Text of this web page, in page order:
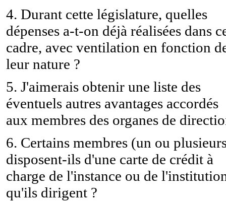
4. Durant cette législature, quelles
dépenses a-t-on déjà réalisées dans
cadre, avec ventilation en fonction
leur nature ?
5. J'aimerais obtenir une liste des
éventuels autres avantages accordés
aux membres des organes de
6. Certains membres (un ou
disposent-ils d'une carte de crédit à
charge de l'instance ou de
qu'ils dirigent ?